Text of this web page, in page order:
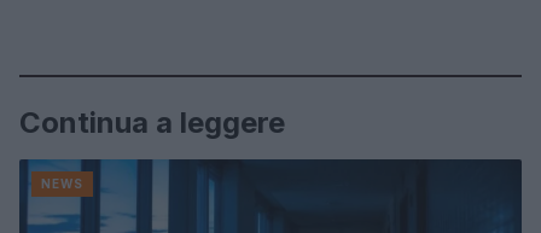
Continua a leggere
NEWS